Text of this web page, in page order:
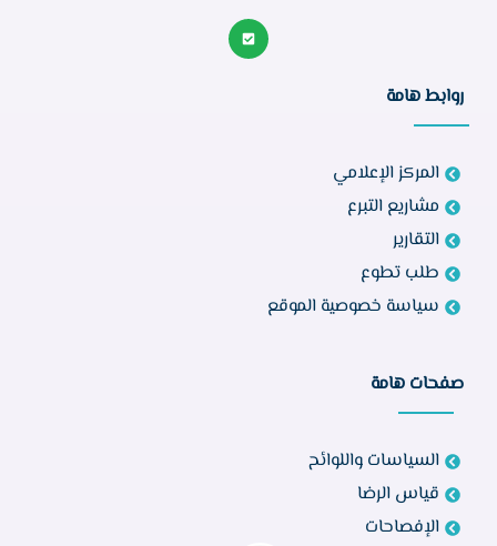
روابط هامة
المركز الإعلامي
مشاريع التبرع
التقارير
طلب تطوع
سياسة خصوصية الموقع
صفحات هامة
السياسات واللوائح
قياس الرضا
الإفصاحات